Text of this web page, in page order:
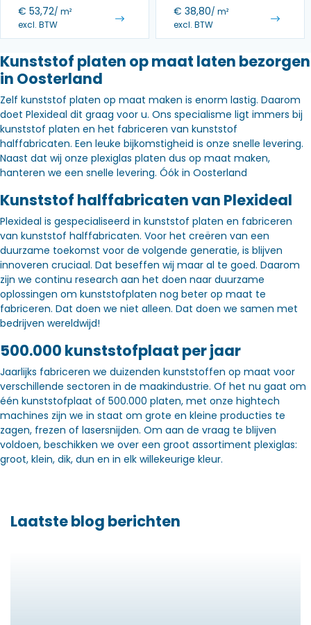
€ 53,72/ m²
excl. BTW
€ 38,80/ m²
excl. BTW
Kunststof platen op maat laten bezorgen
in Oosterland
Zelf kunststof platen op maat maken is enorm lastig. Daarom
doet Plexideal dit graag voor u. Ons specialisme ligt immers bij
kunststof platen en het fabriceren van kunststof
halffabricaten. Een leuke bijkomstigheid is onze snelle levering.
Naast dat wij onze plexiglas platen dus op maat maken,
hanteren we een snelle levering. Óók in Oosterland
Kunststof halffabricaten van Plexideal
Plexideal is gespecialiseerd in kunststof platen en fabriceren
van kunststof halffabricaten. Voor het creëren van een
duurzame toekomst voor de volgende generatie, is blijven
innoveren cruciaal. Dat beseffen wij maar al te goed. Daarom
zijn we continu research aan het doen naar duurzame
oplossingen om kunststofplaten nog beter op maat te
fabriceren. Dat doen we niet alleen. Dat doen we samen met
bedrijven wereldwijd!
500.000 kunststofplaat per jaar
Jaarlijks fabriceren we duizenden kunststoffen op maat voor
verschillende sectoren in de maakindustrie. Of het nu gaat om
één kunststofplaat of 500.000 platen, met onze hightech
machines zijn we in staat om grote en kleine producties te
zagen, frezen of lasersnijden. Om aan de vraag te blijven
voldoen, beschikken we over een groot assortiment plexiglas:
groot, klein, dik, dun en in elk willekeurige kleur.
Laatste blog berichten